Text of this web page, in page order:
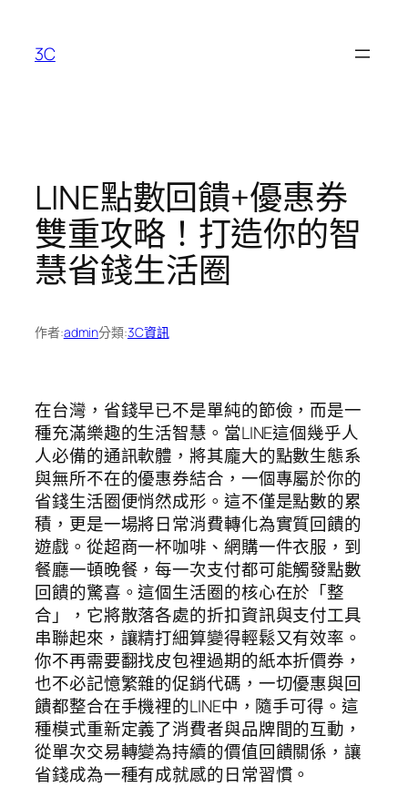
3C
LINE點數回饋+優惠券
雙重攻略！打造你的智
慧省錢生活圈
作者:admin分類:3C資訊
在台灣，省錢早已不是單純的節儉，而是一
種充滿樂趣的生活智慧。當LINE這個幾乎人
人必備的通訊軟體，將其龐大的點數生態系
與無所不在的優惠券結合，一個專屬於你的
省錢生活圈便悄然成形。這不僅是點數的累
積，更是一場將日常消費轉化為實質回饋的
遊戲。從超商一杯咖啡、網購一件衣服，到
餐廳一頓晚餐，每一次支付都可能觸發點數
回饋的驚喜。這個生活圈的核心在於「整
合」，它將散落各處的折扣資訊與支付工具
串聯起來，讓精打細算變得輕鬆又有效率。
你不再需要翻找皮包裡過期的紙本折價券，
也不必記憶繁雜的促銷代碼，一切優惠與回
饋都整合在手機裡的LINE中，隨手可得。這
種模式重新定義了消費者與品牌間的互動，
從單次交易轉變為持續的價值回饋關係，讓
省錢成為一種有成就感的日常習慣。